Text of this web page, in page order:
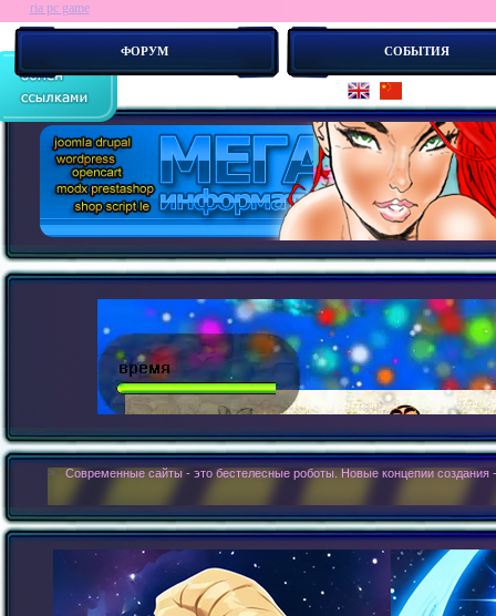
ФОРУМ СОБЫТИЯ
ria pc game
> : Современные сайты - это бестелесные роботы. Новые концепии создания